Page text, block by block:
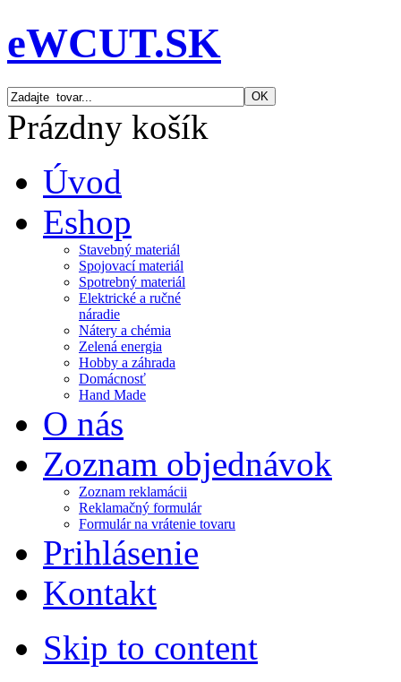
eWCUT.SK
Prázdny košík
Úvod
Eshop
Stavebný materiál
Spojovací materiál
Spotrebný materiál
Elektrické a ručné
náradie
Nátery a chémia
Zelená energia
Hobby a záhrada
Domácnosť
Hand Made
O nás
Zoznam objednávok
Zoznam reklamácii
Reklamačný formulár
Formulár na vrátenie tovaru
Prihlásenie
Kontakt
Skip to content